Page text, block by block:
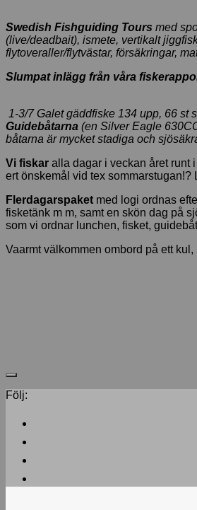
Swedish Fishguiding Tours med
(live/deadbait), ismete, vertikalt
flytoveraller/flytvästar, försäkringar,
Slumpat inlägg från våra
1-3/7 Galet gäddfiske 134 upp, 66 st
Guidebåtarna (en Silver Eagle
båtarna är mycket stadiga och
Vi fiskar alla dagar i veckan året runt
ert önskemål vid tex sommarstugan!?
Flerdagarspaket med logi ordnas
fisketänk m m, samt en skön dag på
som vi ordnar lunchen, fisket,
Vaarmt välkommen ombord på ett
Följ: